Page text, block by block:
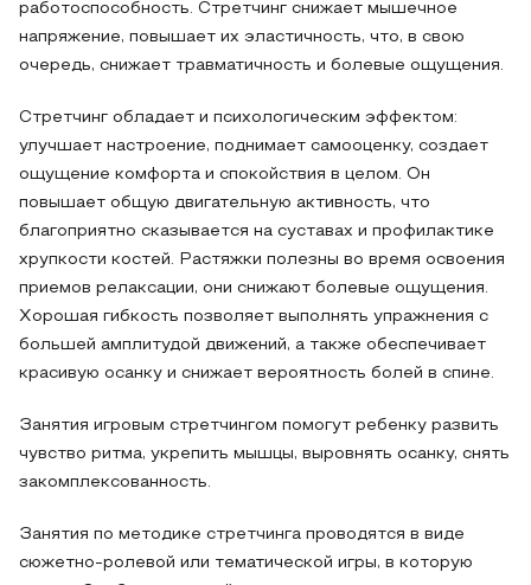
работоспособность. Стретчинг снижает мышечное
напряжение, повышает их эластичность, что, в свою
очередь, снижает травматичность и болевые ощущения.
Стретчинг обладает и психологическим эффектом:
улучшает настроение, поднимает самооценку, создает
ощущение комфорта и спокойствия в целом. Он
повышает общую двигательную активность, что
благоприятно сказывается на суставах и профилактике
хрупкости костей. Растяжки полезны во время освоения
приемов релаксации, они снижают болевые ощущения.
Хорошая гибкость позволяет выполнять упражнения с
большей амплитудой движений, а также обеспечивает
красивую осанку и снижает вероятность болей в спине.
Занятия игровым стретчингом помогут ребенку развить
чувство ритма, укрепить мышцы, выровнять осанку, снять
закомплексованность.
Занятия по методике стретчинга проводятся в виде
сюжетно-ролевой или тематической игры, в которую